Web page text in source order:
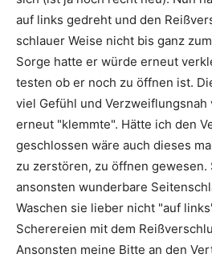
auf links gedreht und den
schlauer Weise nicht bis ganz
Sorge hatte er würde erneut
testen ob er noch zu öffnen ist.
viel Gefühl und Verzweiflungsnah
erneut "klemmte". Hätte ich den
geschlossen wäre auch dieses
zu zerstören, zu öffnen gewesen.
ansonsten wunderbare
Waschen sie lieber nicht "auf
Scherereien mit dem
Ansonsten meine Bitte an den